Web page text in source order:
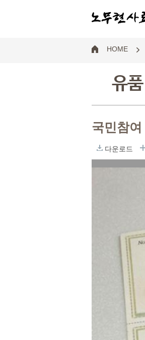
HOME
유
국민참여
다운로드